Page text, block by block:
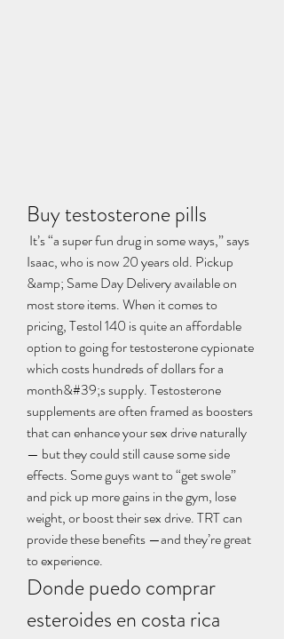
Buy testosterone pills
Isaac, who is now 20 years old. Pickup
&amp; Same Day Delivery available on
most store items. When it comes to
pricing, Testol 140 is quite an affordable
option to going for testosterone cypionate
which costs hundreds of dollars for a
month&#39;s supply. Testosterone
supplements are often framed as boosters
that can enhance your sex drive naturally
— but they could still cause some side
effects. Some guys want to “get swole”
and pick up more gains in the gym, lose
weight, or boost their sex drive. TRT can
provide these benefits —and they’re great
to experience.
Donde puedo comprar
esteroides en costa rica